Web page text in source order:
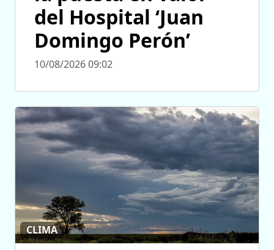
del Hospital ‘Juan
Domingo Perón’
10/08/2026 09:02
CLIMA